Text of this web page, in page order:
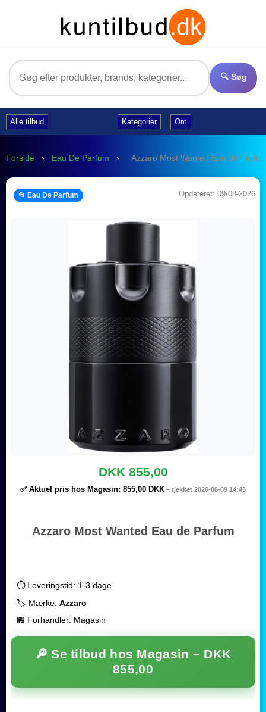
🔍 Søg
Alle tilbud Kategorier Om
Forside › Eau De Parfum › Azzaro Most Wanted Eau de
📂 Eau De Parfum Opdateret: 09/08-2026
DKK 855,00
✅ Aktuel pris hos Magasin: 855,00 DKK – tjekket 2026-08-09 14:43
Azzaro Most Wanted Eau de Parfum
⏱️ Leveringstid: 1-3 dage
🏷️ Mærke: Azzaro
🏪 Forhandler: Magasin
🔎 Se tilbud hos Magasin – DKK
855,00